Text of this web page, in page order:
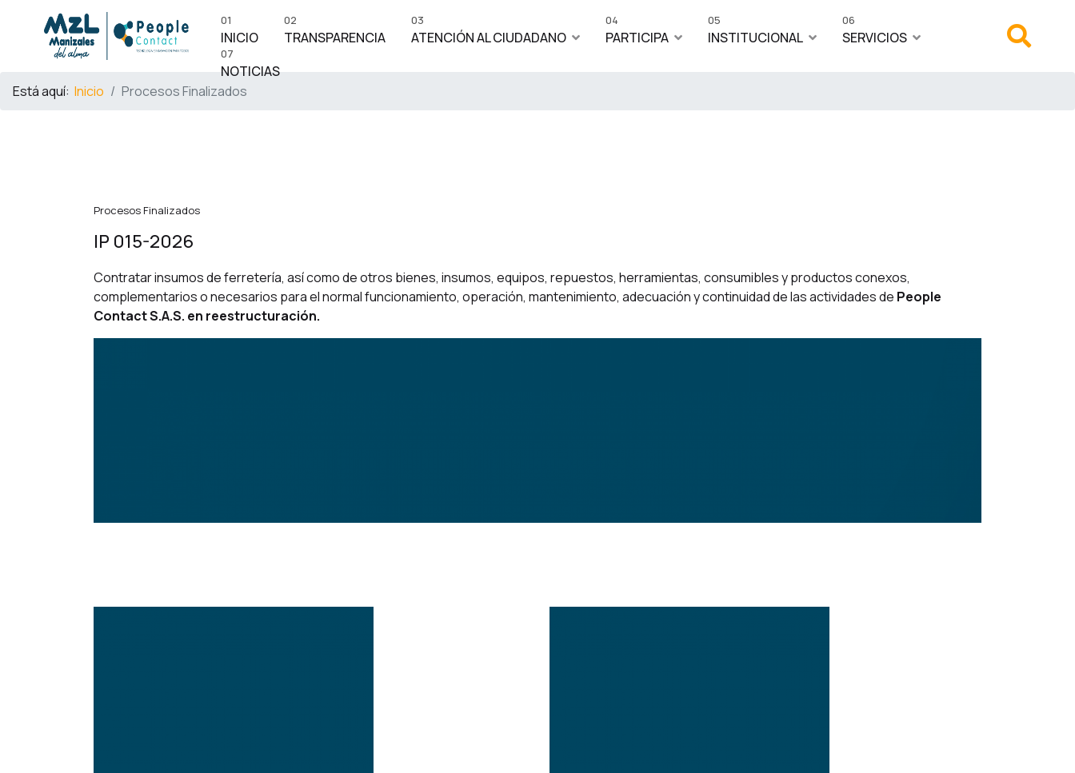
INICIO
01
TRANSPARENCIA
02
ATENCIÓN AL CIUDADANO
03
PARTICIPA
04
INSTITUCIONAL
05
SERVICIOS
06
NOTICIAS
07
Está aquí: Inicio Procesos Finalizados
Procesos Finalizados
IP 015-2026
Contratar insumos de ferretería, así como de otros bienes, insumos, equipos, repuestos, herramientas, consumibles y productos conexos,
complementarios o necesarios para el normal funcionamiento, operación, mantenimiento, adecuación y continuidad de las actividades de People
Contact S.A.S. en reestructuración.